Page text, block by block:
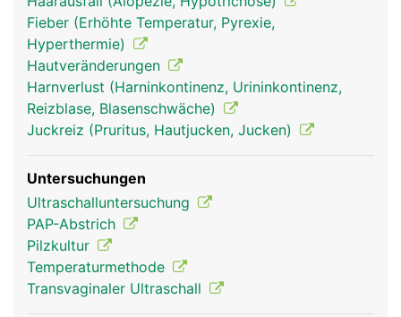
Fieber (Erhöhte Temperatur, Pyrexie,
Hyperthermie)
Hautveränderungen
Harnverlust (Harninkontinenz, Urininkontinenz,
Reizblase, Blasenschwäche)
Juckreiz (Pruritus, Hautjucken, Jucken)
Untersuchungen
Ultraschalluntersuchung
PAP-Abstrich
Pilzkultur
Temperaturmethode
Transvaginaler Ultraschall